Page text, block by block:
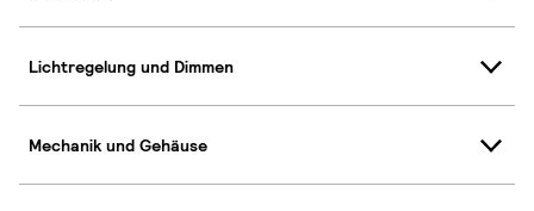
Lichtregelung und Dimmen
Mechanik und Gehäuse